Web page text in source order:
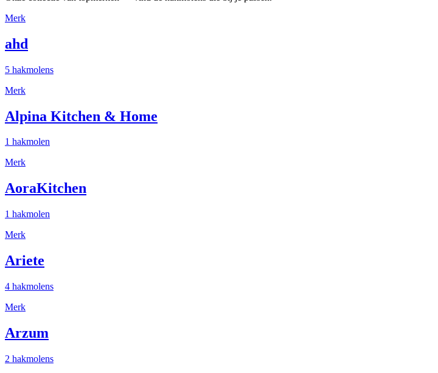
Merk
ahd
5 hakmolens
Merk
Alpina Kitchen & Home
1 hakmolen
Merk
AoraKitchen
1 hakmolen
Merk
Ariete
4 hakmolens
Merk
Arzum
2 hakmolens